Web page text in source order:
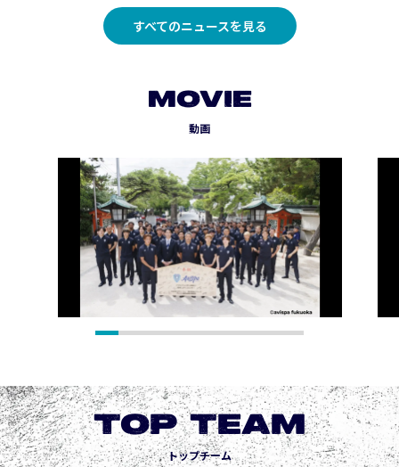
すべてのニュースを見る
MOVIE
動画
TOP TEAM
トップチーム